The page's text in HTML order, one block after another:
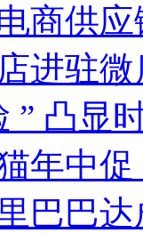
商供
进驻
” 凸显
年中促
巴巴